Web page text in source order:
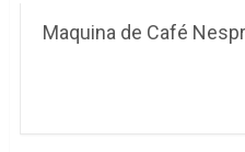
Maquina de Café